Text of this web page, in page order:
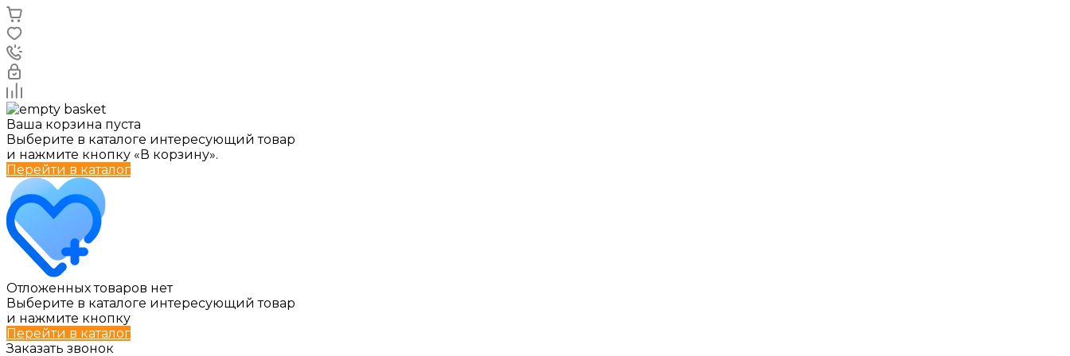
Ваша корзина пуста
Выберите в каталоге интересующий товар
и нажмите кнопку «В корзину».
Перейти в каталог
Отложенных товаров нет
Выберите в каталоге интересующий товар
и нажмите кнопку
Перейти в каталог
Заказать звонок